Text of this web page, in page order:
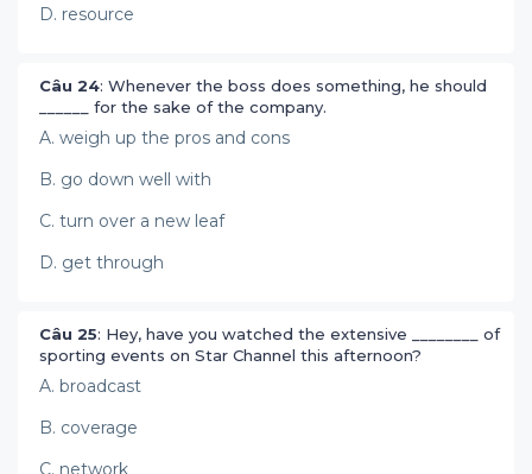
D. resource
Câu 24: Whenever the boss does something, he should
______ for the sake of the company.
A. weigh up the pros and cons
B. go down well with
C. turn over a new leaf
D. get through
Câu 25: Hey, have you watched the extensive ________ of
sporting events on Star Channel this afternoon?
A. broadcast
B. coverage
C. network